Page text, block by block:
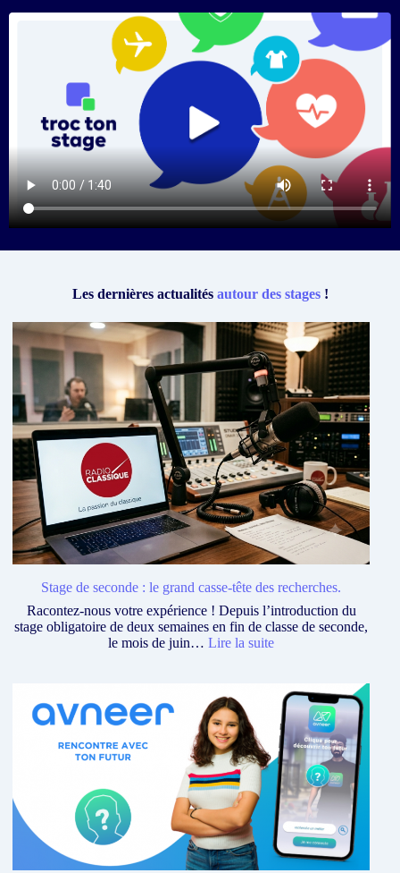
Les dernières actualités autour des stages!
Stage de seconde : le grand casse-tête des recherches.
Racontez-nous votre expérience ! Depuis l’introduction du
stage obligatoire de deux semaines en fin de classe de seconde,
le mois de juin… Lire la suite:
seconde
le
grand
casse-
tête
des
recherches.